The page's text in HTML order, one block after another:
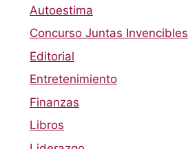
Autoestima
Concurso Juntas Invencibles
Editorial
Entretenimiento
Finanzas
Libros